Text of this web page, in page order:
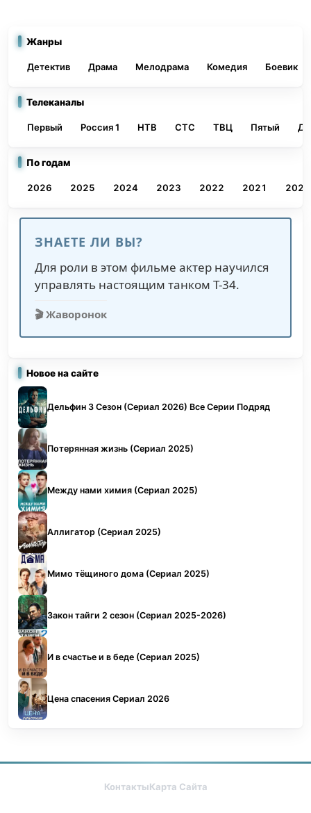
Жанры
Детектив Драма Мелодрама Комедия Боевик
Телеканалы
Первый Россия 1 НТВ СТС ТВЦ Пятый
По годам
2026 2025 2024 2023 2022 2021 2020
ЗНАЕТЕ ЛИ ВЫ?
Для роли в этом фильме актер научился
управлять настоящим танком Т-34.
🎬 Жаворонок
Новое на сайте
Дельфин 3 Сезон (Сериал 2026) Все Серии Подряд
Потерянная жизнь (Сериал 2025)
Между нами химия (Сериал 2025)
Аллигатор (Сериал 2025)
Мимо тёщиного дома (Сериал 2025)
Закон тайги 2 сезон (Сериал 2025-2026)
И в счастье и в беде (Сериал 2025)
Цена спасения Сериал 2026
КонтактыКарта Сайта